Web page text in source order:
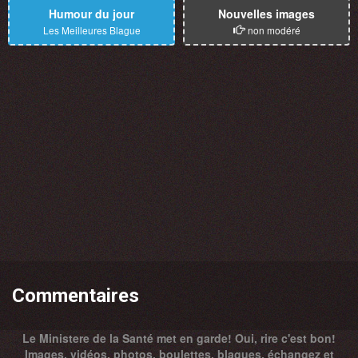
Humour du jour
Les Meilleures Blague
Nouvelles images
non modéré
Commentaires
Le Ministere de la Santé met en garde! Oui, rire c'est bon!
Images, vidéos, photos, boulettes, blagues, échangez et